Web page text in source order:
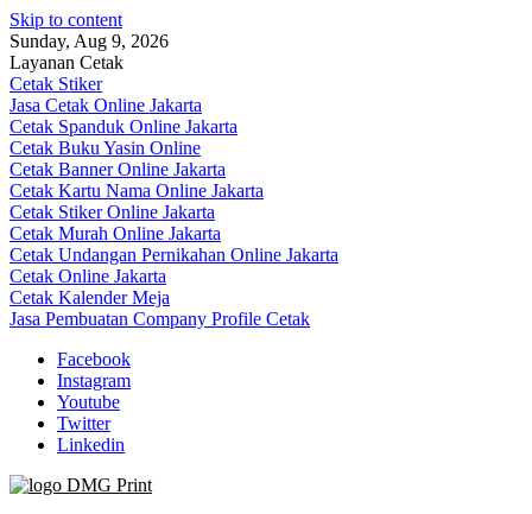
Skip to content
Sunday, Aug 9, 2026
Layanan Cetak
Cetak Stiker
Jasa Cetak Online Jakarta
Cetak Spanduk Online Jakarta
Cetak Buku Yasin Online
Cetak Banner Online Jakarta
Cetak Kartu Nama Online Jakarta
Cetak Stiker Online Jakarta
Cetak Murah Online Jakarta
Cetak Undangan Pernikahan Online Jakarta
Cetak Online Jakarta
Cetak Kalender Meja
Jasa Pembuatan Company Profile Cetak
Facebook
Instagram
Youtube
Twitter
Linkedin